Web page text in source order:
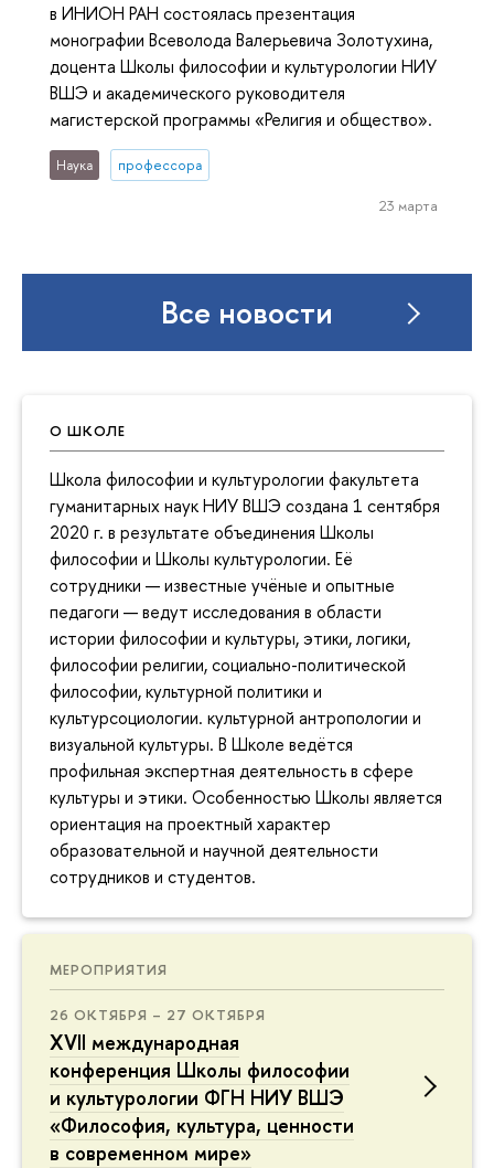
О ШКОЛЕ
Школа философии и культурологии факультета
гуманитарных наук НИУ ВШЭ создана 1 сентября
2020 г. в результате объединения Школы
философии и Школы культурологии. Её
сотрудники — известные учёные и опытные
педагоги — ведут исследования в области
истории философии и культуры, этики, логики,
философии религии, социально-политической
философии, культурной политики и
культурсоциологии. культурной антропологии и
визуальной культуры. В Школе ведётся
профильная экспертная деятельность в сфере
культуры и этики. Особенностью Школы является
ориентация на проектный характер
образовательной и научной деятельности
сотрудников и студентов.
МЕРОПРИЯТИЯ
26 ОКТЯБРЯ – 27 ОКТЯБРЯ
XVII международная
конференция Школы философии
и культурологии ФГН НИУ ВШЭ
«Философия, культура, ценности
в современном мире»
в ИНИОН РАН состоялась презентация
монографии Всеволода Валерьевича Золотухина,
доцента Школы философии и культурологии НИУ
ВШЭ и академического руководителя
магистерской программы «Религия и общество».
Наука профессора
23 марта
Все новости